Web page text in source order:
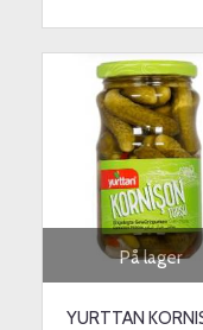
På lager
YURTTAN